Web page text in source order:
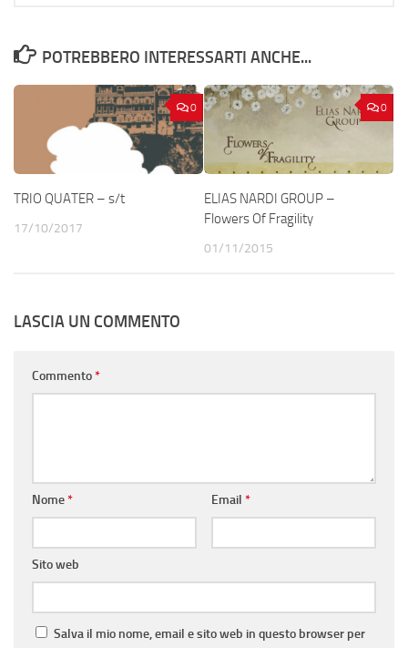
POTREBBERO INTERESSARTI ANCHE...
0
TRIO QUATER – s/t
17/10/2017
0
ELIAS NARDI GROUP –
Flowers Of Fragility
01/11/2015
LASCIA UN COMMENTO
Commento*
Nome* Email *
Sito web
Salva il mio nome, email e sito web in questo browser per